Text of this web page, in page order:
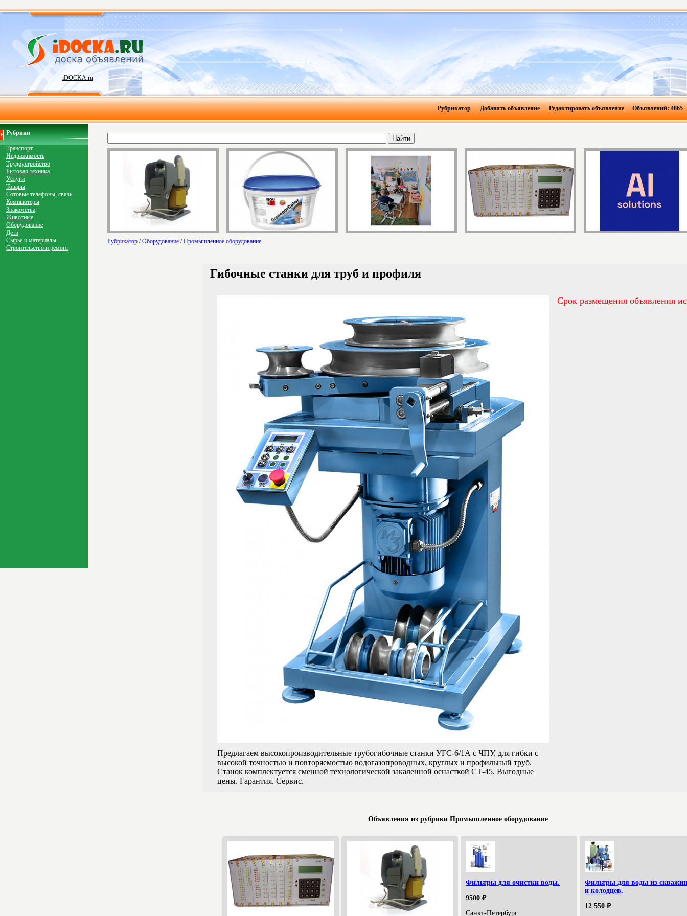
iDOCKA.ru
Рубрикатор Добавить объявление Редактировать объявление Объявлений: 4865
Рубрики
Транспорт
Недвижимость
Трудоустройство
Бытовая техника
Услуги
Товары
Сотовые телефоны, связь
Компьютеры
Знакомства
Животные
Оборудование
Дети
Сырье и материалы
Строительство и ремонт
Рубрикатор /Оборудование /Промышленное оборудование
Гибочные станки для труб и профиля
Предлагаем высокопроизводительные трубогибочные станки УГС-6/1А с ЧПУ, для гибки с
высокой точностью и повторяемостью водогазопроводных, круглых и профильный труб.
Станок комплектуется сменной технологической закаленной оснасткой СТ-45. Выгодные
цены. Гарантия. Сервис.
Срок размещения объявления
Объявления из рубрики Промышленное оборудование
Фильтры для очистки воды.
9500 ₽
Санкт-Петербург
Фильтры для воды из скважин
и колодцев.
12 550 ₽